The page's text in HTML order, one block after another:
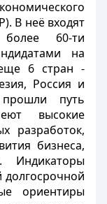
В неё входят
60-ти
на
6 стран -
Россия и
путь
высокие
разработок,
бизнеса,
Индикаторы
ориентиры